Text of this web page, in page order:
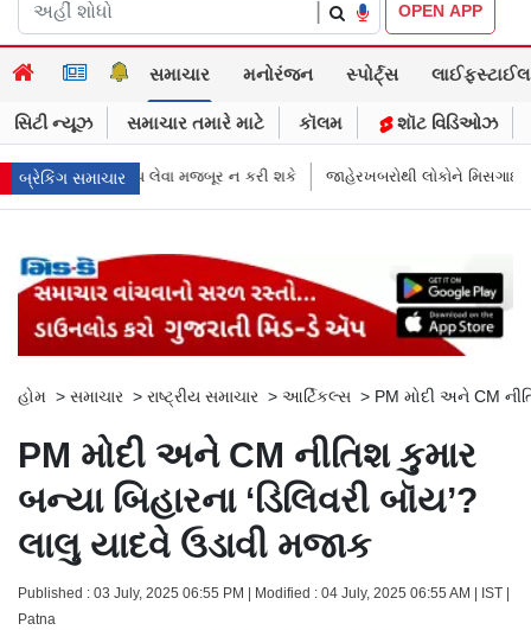
OPEN APP
સમાચાર મનોરંજન સ્પોર્ટ્સ લાઈફસ્ટાઈલ
સિટી ન્યૂઝ સમાચાર તમારે માટે કૉલમ શૉટ વિડિઓઝ
બ્રેકિંગ સમાચાર
શકે જાહેરખબરોથી લોકોને મિસગાઇડ કરનારી સેલિબ્રિટીઝ પણ ગુનેગાર
હોમ > સમાચાર > રાષ્ટ્રીય સમાચાર > આર્ટિકલ્સ > PM મોદી અને CM
PM મોદી અને CM નીતિશ કુમાર
બન્યા બિહારના ‘ડિલિવરી બૉય’?
લાલુ યાદવે ઉડાવી મજાક
Published : 03 July, 2025 06:55 PM | Modified : 04 July, 2025 06:55 AM | IST |
Patna